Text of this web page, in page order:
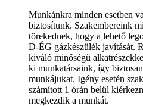
Munkánkra minden esetben
biztosítunk. Szakembereink
törekednek, hogy a lehető
D-ÉG gázkészülék javítását.
kiváló minőségű
ki munkatársaink, így
munkájukat. Igény esetén
számított 1 órán belül
megkezdik a munkát.